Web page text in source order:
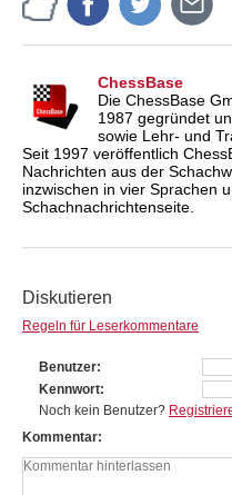
ChessBase
Die ChessBase
1987 gegründet
sowie Lehr- und
Seit 1997 veröffentlich
Nachrichten aus der
inzwischen in vier Sprachen
Schachnachrichtenseite.
Diskutieren
Regeln für Leserkommentare
Benutzer
Kennwort
Noch kein Benutzer?
Kommentar